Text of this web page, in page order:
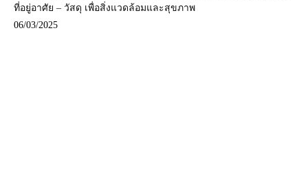
ที่อยู่อาศัย – วัสดุ เพื่อสิ่งแวดล้อมและสุขภาพ
06/03/2025